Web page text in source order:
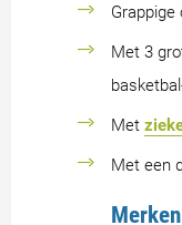
Met 3
Met
Met een
Merken